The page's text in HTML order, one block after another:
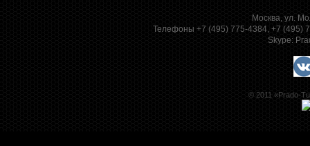
Москва, ул.
Телефоны +7 (495) 775-4384, +7 (495)
Skype:
© 2011 «Prado-